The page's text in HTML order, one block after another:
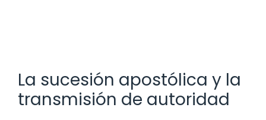
La sucesión apostólica y la
transmisión de autoridad